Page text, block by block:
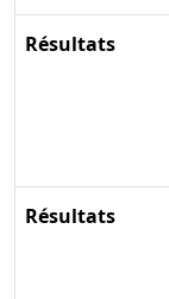
Résultats
Résultats